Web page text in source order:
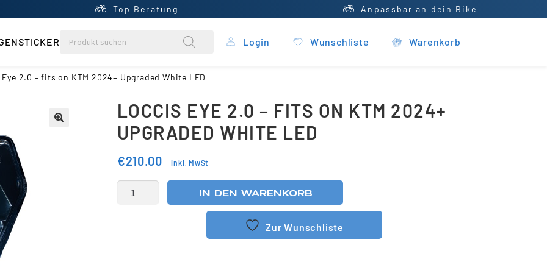
Top Beratung Anpassbar an dein Bike
Login Wunschliste Warenkorb
2.0 – fits on KTM 2024+ Upgraded White LED
LOCCIS EYE 2.0 – FITS ON KTM 2024+
UPGRADED WHITE LED
€210.00 inkl. MwSt.
IN DEN WARENKORB
Zur Wunschliste